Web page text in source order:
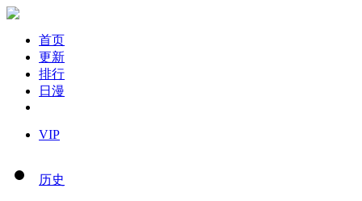
首页
更新
排行
日漫
VIP
历史